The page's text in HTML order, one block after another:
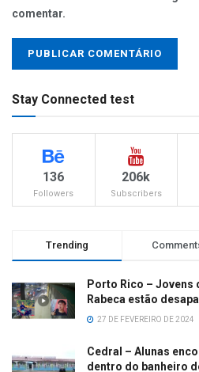
comentar.
Stay Connected test
136
Followers
206k
Subscribers
Trending
Porto Rico – Jovens
Rabeca estão
27 DE FEVEREIRO DE 2024
Cedral – Alunas
dentro do banheiro